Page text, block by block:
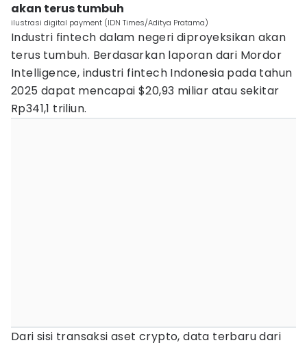
akan terus tumbuh
ilustrasi digital payment (IDN Times/Aditya Pratama)
Industri fintech dalam negeri diproyeksikan akan
terus tumbuh. Berdasarkan laporan dari Mordor
Intelligence, industri fintech Indonesia pada tahun
2025 dapat mencapai $20,93 miliar atau sekitar
Rp341,1 triliun.
Dari sisi transaksi aset crypto, data terbaru dari